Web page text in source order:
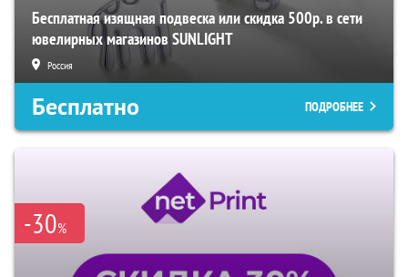
Бесплатная изящная подвеска или скидка 500р. в сети
ювелирных магазинов SUNLIGHT
Россия
Бесплатно ПОДРОБНЕЕ
-30%